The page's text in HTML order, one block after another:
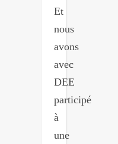
Et
nous
avons
avec
DEE
participé
à
une